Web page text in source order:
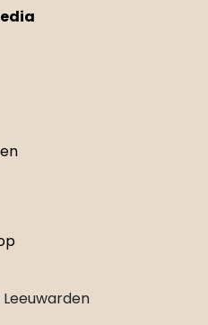
Leeuwarden